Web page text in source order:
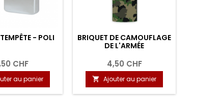
- POLI
CHF
au panier
BRIQUET DE CAMOUFLAGE
DE L'ARMÉE
4,50 CHF
 Ajouter au panier